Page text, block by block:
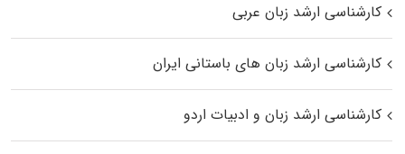
کارشناسی ارشد زبان عربی
کارشناسی ارشد زبان‌ های باستانی ایران
کارشناسی ارشد زبان و ادبیات اردو